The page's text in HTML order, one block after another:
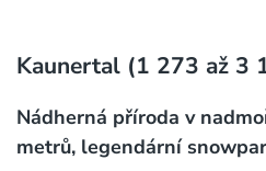
Kaunertal (1 273 až 3
Nádherná příroda v
metrů, legendární